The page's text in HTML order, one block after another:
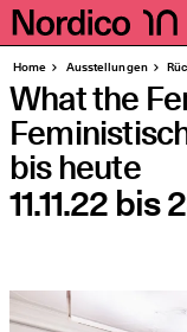
Homepage
Seiten
Home Aus­stel­lun­gen
What the
bis heute
11.11.22bis